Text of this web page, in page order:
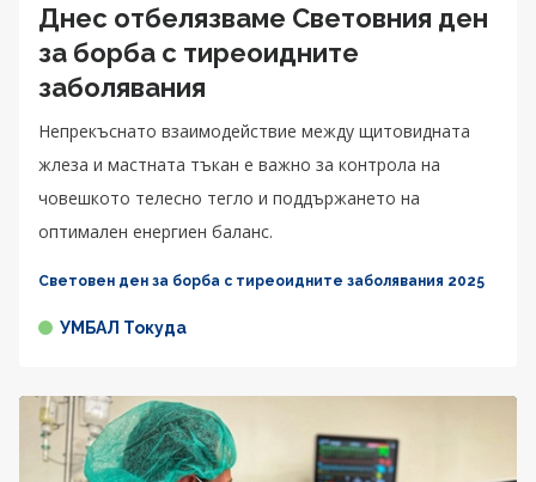
Днес отбелязваме Световния ден
за борба с тиреоидните
заболявания
Непрекъснато взаимодействие между щитовидната
жлеза и мастната тъкан е важно за контрола на
човешкото телесно тегло и поддържането на
оптимален енергиен баланс.
Световен ден за борба с тиреоидните заболявания 2025
УМБАЛ Токуда